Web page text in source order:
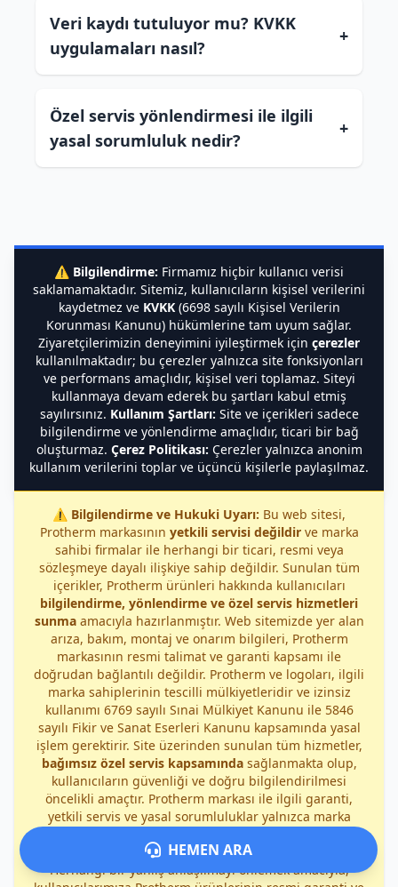
Veri kaydı tutuluyor mu? KVKK
uygulamaları nasıl?
+
Özel servis yönlendirmesi ile ilgili
yasal sorumluluk nedir?
+
⚠️ Bilgilendirme: Firmamız hiçbir kullanıcı verisi
saklamamaktadır. Sitemiz, kullanıcıların kişisel verilerini
kaydetmez ve KVKK(6698 sayılı Kişisel Verilerin
Korunması Kanunu) hükümlerine tam uyum sağlar.
Ziyaretçilerimizin deneyimini iyileştirmek için çerezler
kullanılmaktadır; bu çerezler yalnızca site fonksiyonları
ve performans amaçlıdır, kişisel veri toplamaz. Siteyi
kullanmaya devam ederek bu şartları kabul etmiş
sayılırsınız. Kullanım Şartları: Site ve içerikleri sadece
bilgilendirme ve yönlendirme amaçlıdır, ticari bir bağ
oluşturmaz. Çerez Politikası: Çerezler yalnızca anonim
kullanım verilerini toplar ve üçüncü kişilerle paylaşılmaz.
⚠️ Bilgilendirme ve Hukuki Uyarı: Bu web sitesi,
Protherm markasının yetkili servisi değildirve marka
sahibi firmalar ile herhangi bir ticari, resmi veya
sözleşmeye dayalı ilişkiye sahip değildir. Sunulan tüm
içerikler, Protherm ürünleri hakkında kullanıcıları
bilgilendirme, yönlendirme ve özel servis hizmetleri
sunmaamacıyla hazırlanmıştır. Web sitemizde yer alan
arıza, bakım, montaj ve onarım bilgileri, Protherm
markasının resmi talimat ve garanti kapsamı ile
doğrudan bağlantılı değildir. Protherm ve logoları, ilgili
marka sahiplerinin tescilli mülkiyetleridir ve izinsiz
kullanımı 6769 sayılı Sınai Mülkiyet Kanunu ile 5846
sayılı Fikir ve Sanat Eserleri Kanunu kapsamında yasal
işlem gerektirir. Site üzerinden sunulan tüm hizmetler,
bağımsız özel servis kapsamındasağlanmakta olup,
kullanıcıların güvenliği ve doğru bilgilendirilmesi
öncelikli amaçtır. Protherm markası ile ilgili garanti,
yetkili servis ve yasal sorumluluklar yalnızca marka
sağlayıcılarımız bu kapsamda sorumluluk kabul etmez.
Herhangi bir yanlış anlaşılmayı önlemek amacıyla,
HEMEN ARA